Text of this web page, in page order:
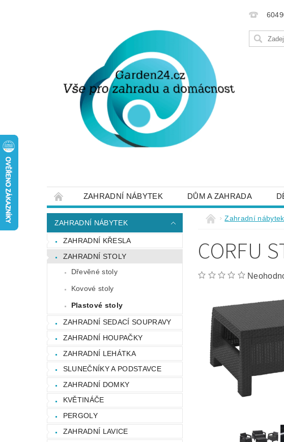
ZAHRADNÍ NÁBYTEK DŮM A ZAHRADA
STRUČNĚ O DOPRAVĚ A PLATBĚ NAPIŠTE NÁM
OCHRANA OSOBNÍCH ÚDAJŮ
ZAHRADNÍ NÁBYTEK
ZAHRADNÍ KŘESLA
ZAHRADNÍ STOLY
Dřevěné stoly
Kovové stoly
Plastové stoly
ZAHRADNÍ SEDACÍ SOUPRAVY
ZAHRADNÍ HOUPAČKY
ZAHRADNÍ LEHÁTKA
SLUNEČNÍKY A PODSTAVCE
ZAHRADNÍ DOMKY
KVĚTINÁČE
PERGOLY
ZAHRADNÍ LAVICE
Zahradní nábytek
CORFU